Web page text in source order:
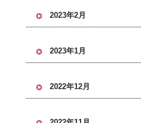
2023年2月
2023年1月
2022年12月